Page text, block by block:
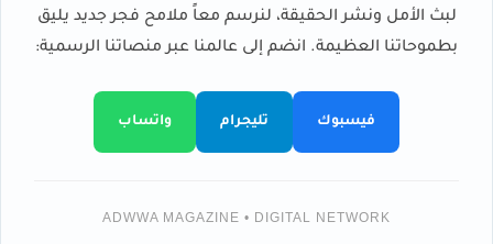
لبث الأمل ونشر الحقيقة، لنرسم معاً ملامح فجر جديد يليق
بطموحاتنا العظيمة. انضم إلى عالمنا عبر منصاتنا الرسمية:
فيسبوك تليجرام واتساب
ADWWA MAGAZINE • DIGITAL NETWORK